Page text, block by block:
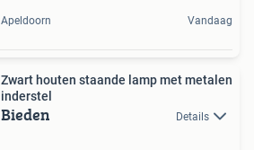
Apeldoorn Vandaag
Zwart houten staande lamp met metalen
inderstel
Bieden Details